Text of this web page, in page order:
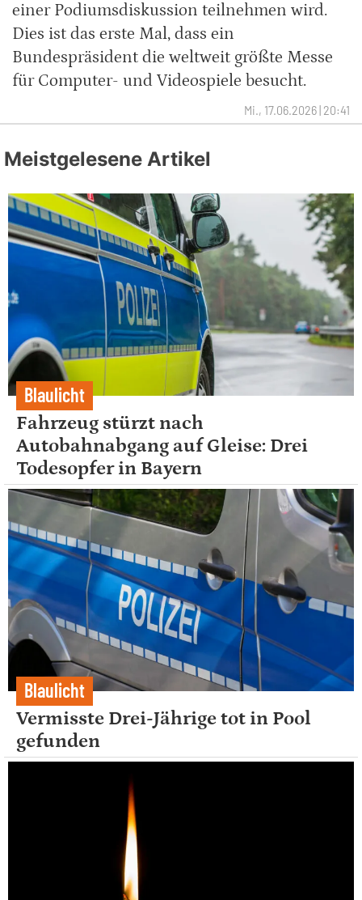
einer Podiumsdiskussion teilnehmen wird.
Dies ist das erste Mal, dass ein
Bundespräsident die weltweit größte Messe
für Computer- und Videospiele besucht.
Mi., 17.06.2026 | 20:41
Meistgelesene Artikel
Blaulicht
Fahrzeug stürzt nach
Autobahnabgang auf Gleise: Drei
Todesopfer in Bayern
Blaulicht
Vermisste Drei-Jährige tot in Pool
gefunden